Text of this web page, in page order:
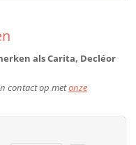
als Carita, Decléor
contact op metonze